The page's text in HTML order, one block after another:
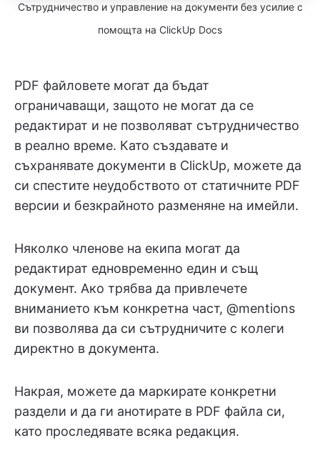
Сътрудничество и управление на документи без усилие с
помощта на ClickUp Docs
PDF файловете могат да бъдат
ограничаващи, защото не могат да се
редактират и не позволяват сътрудничество
в реално време. Като създавате и
съхранявате документи в ClickUp, можете да
си спестите неудобството от статичните PDF
версии и безкрайното разменяне на имейли.
Няколко членове на екипа могат да
редактират едновременно един и същ
документ. Ако трябва да привлечете
вниманието към конкретна част, @mentions
ви позволява да си сътрудничите с колеги
директно в документа.
Накрая, можете да маркирате конкретни
раздели и да ги анотирате в PDF файла си,
като проследявате всяка редакция.